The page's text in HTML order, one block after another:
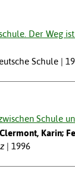
Der Weg ist
Schule |
Schule
Karin;
1996